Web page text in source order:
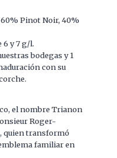
60% Pinot Noir, 40%
6 y 7 g/l.
bodegas y 1
con su
el nombre Trianon
Roger-
quien transformó
familiar en